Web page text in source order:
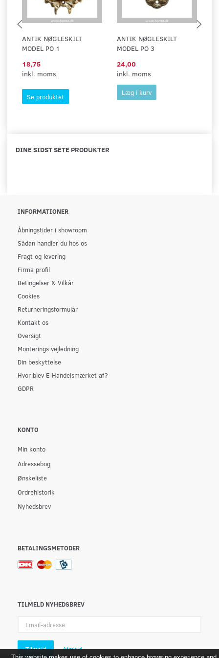
ANTIK NØGLESKILT
MODEL PO 1
18,75
inkl. moms
Se produktet
ANTIK NØGLESKILT
MODEL PO 3
24,00
inkl. moms
Læg i kurv
DINE SIDST SETE PRODUKTER
INFORMATIONER
Åbningstider i showroom
Sådan handler du hos os
Fragt og levering
Firma profil
Betingelser & Vilkår
Cookies
Returneringsformular
Kontakt os
Oversigt
Monterings vejledning
Din beskyttelse
Hvor blev E-Handelsmærket af?
GDPR
KONTO
Min konto
Adressebog
Ønskeliste
Ordrehistorik
Nyhedsbrev
BETALINGSMETODER
TILMELD NYHEDSBREV
adresse
Tilmeld Afmeld